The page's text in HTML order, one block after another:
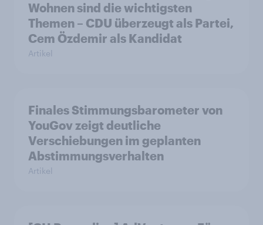
Wohnen sind die wichtigsten
Themen – CDU überzeugt als Partei,
Cem Özdemir als Kandidat
Artikel
Finales Stimmungsbarometer von
YouGov zeigt deutliche
Verschiebungen im geplanten
Abstimmungsverhalten
Artikel